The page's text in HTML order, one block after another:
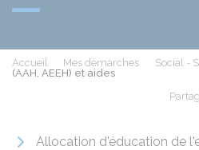
Accueil Mes démarches Social -
(AAH, AEEH) et aides
Allocation d'éducation de